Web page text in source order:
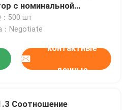
с номинальной
нагрузки 140±10%
в минуту
：500 шт
：Negotiate
контактные
данные
Соотношение